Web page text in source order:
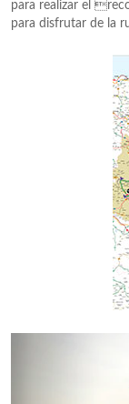
para realizar el
para disfrutar de la